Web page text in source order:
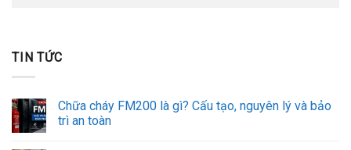
TIN TỨC
Chữa cháy FM200 là gì? Cấu tạo, nguyên lý và bảo
trì an toàn